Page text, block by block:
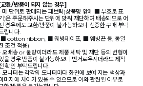
[교환/반품이 되지 않는 경우]
마 단위로 판매되는 패브릭(상품명 앞에 ■ 부호로 표
)은 주문해주시는 단위에 맞춰 재단하여 배송되므로 어
경우에도 교환/반품이 불가능하오니 신중한 구매 부탁
드립니다.
cotton ribbon, ■ 웨빙테이프, ■ 웨빙끈 등, 동일
조건 적용)
오배송 or 불량이더라도 제품 세탁 및 재단 등의 변형이
을 경우 반품이 불가능하오니 번거로우시더라도 제작
확인 부탁드립니다.
모니터는 각각의 모니터마다 화면에 보여 지는 색상과
미지에 차이가 있을 수 있으므로 이와 관련된 이유로